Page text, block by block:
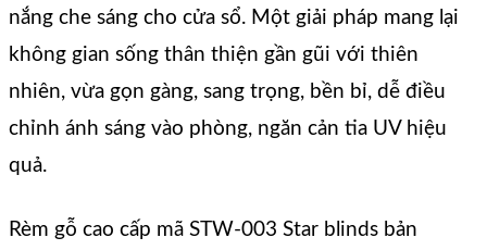
nắng che sáng cho cửa sổ. Một giải pháp mang lại
không gian sống thân thiện gần gũi với thiên
nhiên, vừa gọn gàng, sang trọng, bền bỉ, dễ điều
chỉnh ánh sáng vào phòng, ngăn cản tia UV hiệu
quả.
Rèm gỗ cao cấp mã STW-003 Star blinds bản